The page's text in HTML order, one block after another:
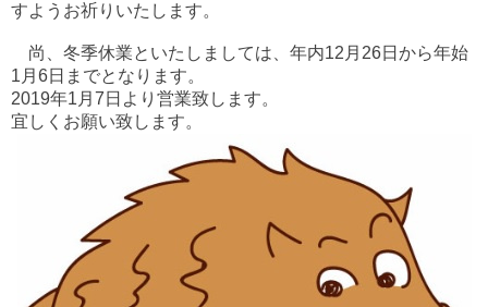
すようお祈りいたします。
尚、冬季休業といたしましては、年内12月26日から年始
1月6日までとなります。
2019年1月7日より営業致します。
宜しくお願い致します。